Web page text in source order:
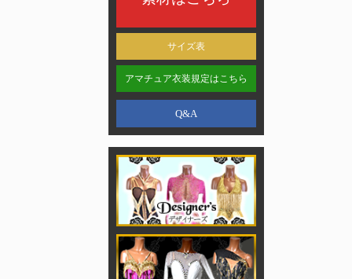
サイズ表
アマチュア衣装規定はこちら
Q&A